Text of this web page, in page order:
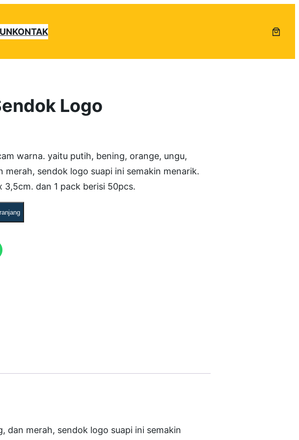
KONTAK
Logo
warna. yaitu putih, bening, orange, ungu,
merah, sendok logo suapi ini semakin menarik.
3,5cm. dan 1 pack berisi 50pcs.
dan merah, sendok logo suapi ini semakin